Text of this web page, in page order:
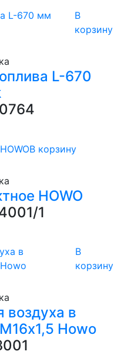
В
корзину
L-670
В корзину
HOWO
1
В
корзину
воздуха в
Howo